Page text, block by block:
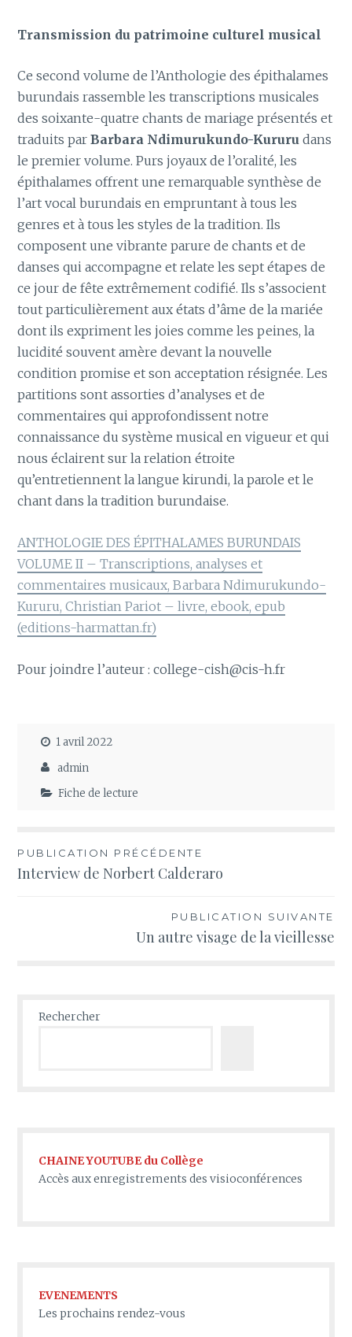
Transmission du patrimoine culturel musical
Ce second volume de l’Anthologie des épithalames
burundais rassemble les transcriptions musicales
des soixante-quatre chants de mariage présentés et
traduits parBarbara Ndimurukundo-Kururu dans
le premier volume. Purs joyaux de l’oralité, les
épithalames offrent une remarquable synthèse de
l’art vocal burundais en empruntant à tous les
genres et à tous les styles de la tradition. Ils
composent une vibrante parure de chants et de
danses qui accompagne et relate les sept étapes de
ce jour de fête extrêmement codifié. Ils s’associent
tout particulièrement aux états d’âme de la mariée
dont ils expriment les joies comme les peines, la
lucidité souvent amère devant la nouvelle
condition promise et son acceptation résignée. Les
partitions sont assorties d’analyses et de
commentaires qui approfondissent notre
connaissance du système musical en vigueur et qui
nous éclairent sur la relation étroite
qu’entretiennent la langue kirundi, la parole et le
chant dans la tradition burundaise.
ANTHOLOGIE DES ÉPITHALAMES BURUNDAIS
VOLUME II – Transcriptions, analyses et
commentaires musicaux, Barbara Ndimurukundo-
Kururu, Christian Pariot – livre, ebook, epub
(editions-harmattan.fr)
Pour joindre l’auteur : college-cish@cis-h.fr
1 avril 2022
admin
Fiche de lecture
Navigation
de
PUBLICATION PRÉCÉDENTE
Interview de Norbert Calderaro
PUBLICATION SUIVANTE
Un autre visage de la vieillesse
Rechercher
CHAINE YOUTUBE du Collège
Accès aux enregistrements des visioconférences
EVENEMENTS
Les prochains rendez-vous